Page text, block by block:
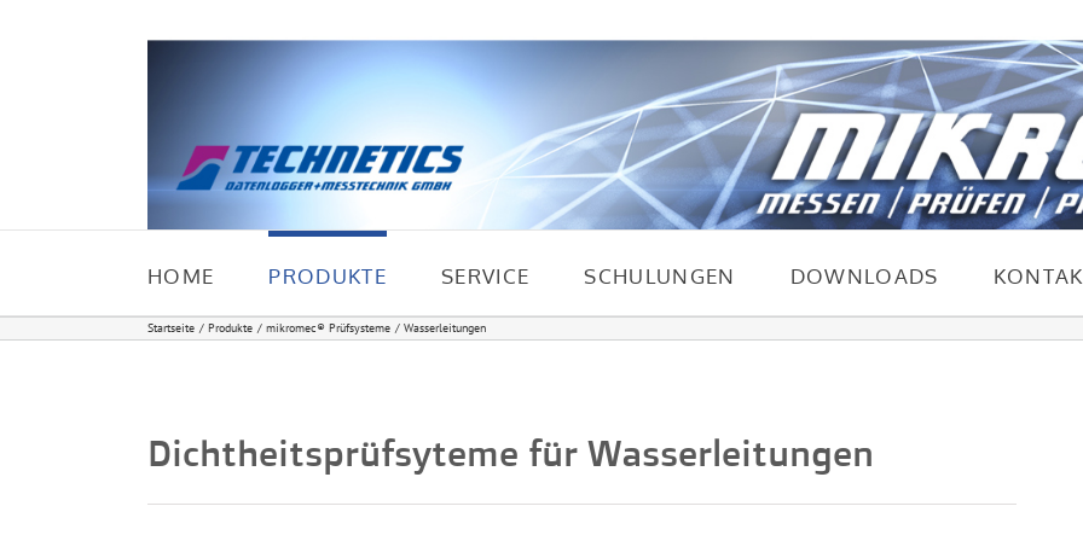
HOME PRODUKTE SERVICE SCHULUNGEN DOWNLOADS
Startseite Produkte mikromec® Prüfsysteme Wasserleitungen
Dichtheitsprüfsyteme für Wasserleitungen